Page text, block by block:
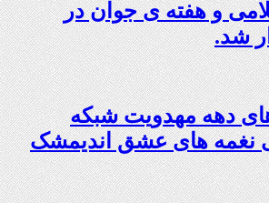
و هفته ی جوان در
شد.
دهه مهدویت شبکه
نغمه های عشق اندیمشک